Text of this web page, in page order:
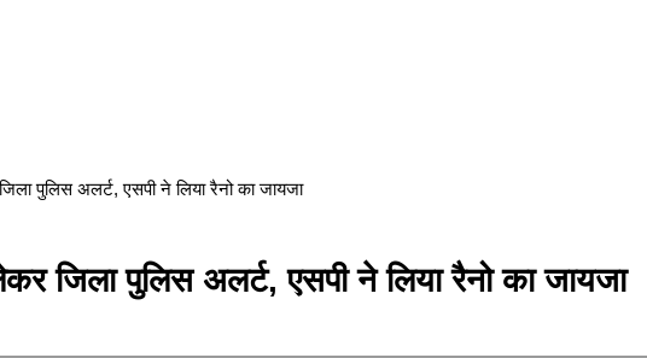
पुलिस अलर्ट, एसपी ने लिया रैनो का जायजा
जिला पुलिस अलर्ट, एसपी ने लिया रैनो का जायजा